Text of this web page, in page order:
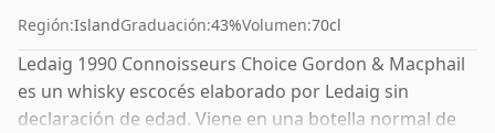
Región:IslandGraduación:43%Volumen:70cl
Ledaig 1990 Connoisseurs Choice Gordon & Macphail
es un whisky escocés elaborado por Ledaig sin
declaración de edad. Viene en una botella normal de